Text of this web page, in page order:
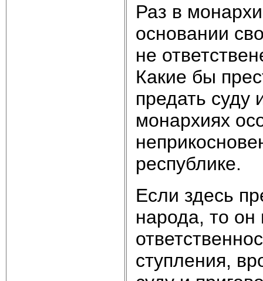
Раз в
основании
не
Какие бы
предать суду
монар­хиях
республике.
Если здесь
народа, то
ступления,